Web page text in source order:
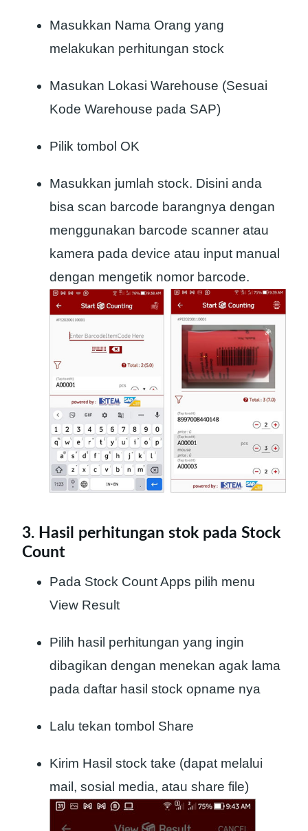
Masukkan Nama Orang yang
melakukan perhitungan stock
Masukan Lokasi Warehouse (Sesuai
Kode Warehouse pada SAP)
Pilik tombol OK
Masukkan jumlah stock. Disini anda
bisa scan barcode barangnya dengan
menggunakan barcode scanner atau
kamera pada device atau input manual
dengan mengetik nomor barcode.
3. Hasil perhitungan stok pada Stock
Count
Pada Stock Count Apps pilih menu
View Result
Pilih hasil perhitungan yang ingin
dibagikan dengan menekan agak lama
pada daftar hasil stock opname nya
Lalu tekan tombol Share
Kirim Hasil stock take (dapat melalui
mail, sosial media, atau share file)